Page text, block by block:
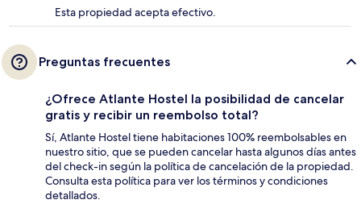
Esta propiedad acepta efectivo.
Preguntas frecuentes
¿Ofrece Atlante Hostel la posibilidad de cancelar
gratis y recibir un reembolso total?
Sí, Atlante Hostel tiene habitaciones 100% reembolsables en
nuestro sitio, que se pueden cancelar hasta algunos días antes
del check-in según la política de cancelación de la propiedad.
Consulta esta política para ver los términos y condiciones
detallados.